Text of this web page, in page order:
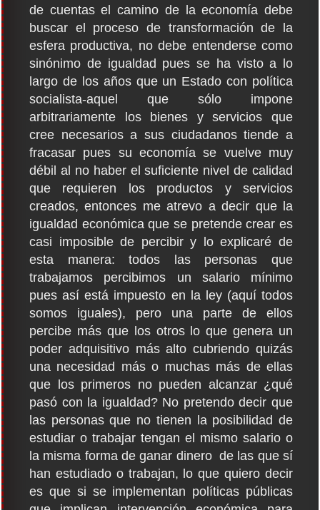
de cuentas el camino de la economía debe
buscar el proceso de transformación de la
esfera productiva, no debe entenderse como
sinónimo de igualdad pues se ha visto a lo
largo de los años que un Estado con política
socialista-aquel que sólo impone
arbitrariamente los bienes y servicios que
cree necesarios a sus ciudadanos tiende a
fracasar pues su economía se vuelve muy
débil al no haber el suficiente nivel de calidad
que requieren los productos y servicios
creados, entonces me atrevo a decir que la
igualdad económica que se pretende crear es
casi imposible de percibir y lo explicaré de
esta manera: todos las personas que
trabajamos percibimos un salario mínimo
pues así está impuesto en la ley (aquí todos
somos iguales), pero una parte de ellos
percibe más que los otros lo que genera un
poder adquisitivo más alto cubriendo quizás
una necesidad más o muchas más de ellas
que los primeros no pueden alcanzar ¿qué
pasó con la igualdad? No pretendo decir que
las personas que no tienen la posibilidad de
estudiar o trabajar tengan el mismo salario o
la misma forma de ganar dinero de las que sí
han estudiado o trabajan, lo que quiero decir
es que si se implementan políticas públicas